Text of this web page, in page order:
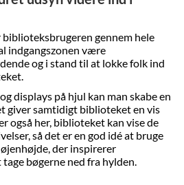
gennem hele
indgangszonen være
og i stand til at lokke folk ind
displays på hjul kan man skabe en
giver samtidigt biblioteket en vis
også her, biblioteket kan vise de
så det er en god idé at bruge
der inspirerer
bøgerne ned fra hylden.